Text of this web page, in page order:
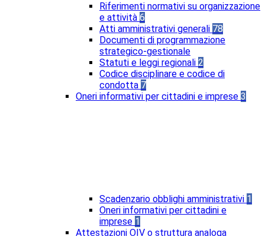
Riferimenti normativi su organizzazione
e attività 6
Atti amministrativi generali 78
Documenti di programmazione
strategico-gestionale
Statuti e leggi regionali 2
Codice disciplinare e codice di
condotta 7
Oneri informativi per cittadini e imprese 3
Scadenzario obblighi amministrativi 1
Oneri informativi per cittadini e
imprese 1
Attestazioni OIV o struttura analoga